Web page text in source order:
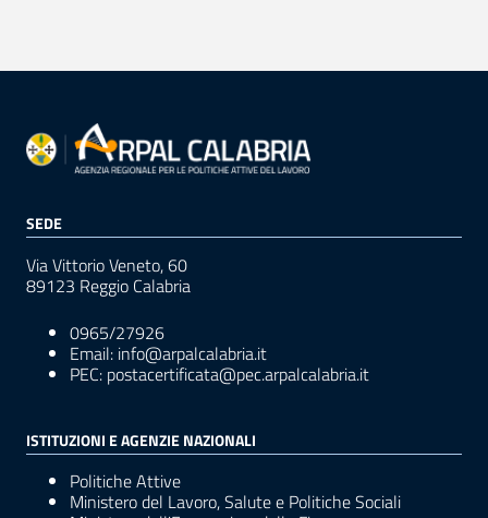
SEDE
Via Vittorio Veneto, 60
89123 Reggio Calabria
0965/27926
Email: info@arpalcalabria.it
PEC: postacertificata@pec.arpalcalabria.it
ISTITUZIONI E AGENZIE NAZIONALI
Politiche Attive
Ministero del Lavoro, Salute e Politiche Sociali